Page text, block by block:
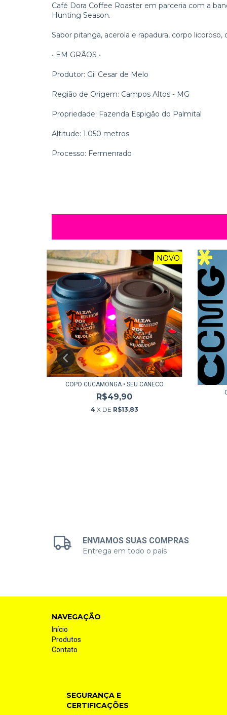
Café Dora Coffee Roaster em parceria com a
Hunting Season.
Sabor pitanga, acerola e rapadura, corpo licoroso,
• EM GRÃOS •
Produtor: Gil Cesar de Melo
Região de Origem: Campos Altos - MG
Propriedade: Fazenda Espigão do Palmital
Altitude: 1.050 metros
Processo: Fermenrado
NOVO
COPO CUCAMONGA • SEU CANECO
R$49,90
4 X DE R$13,83
ENVIAMOS SUAS COMPRAS
Entrega em todo o país
NAVEGAÇÃO
Início
Produtos
Contato
SEGURANÇA E
CERTIFICAÇÕES